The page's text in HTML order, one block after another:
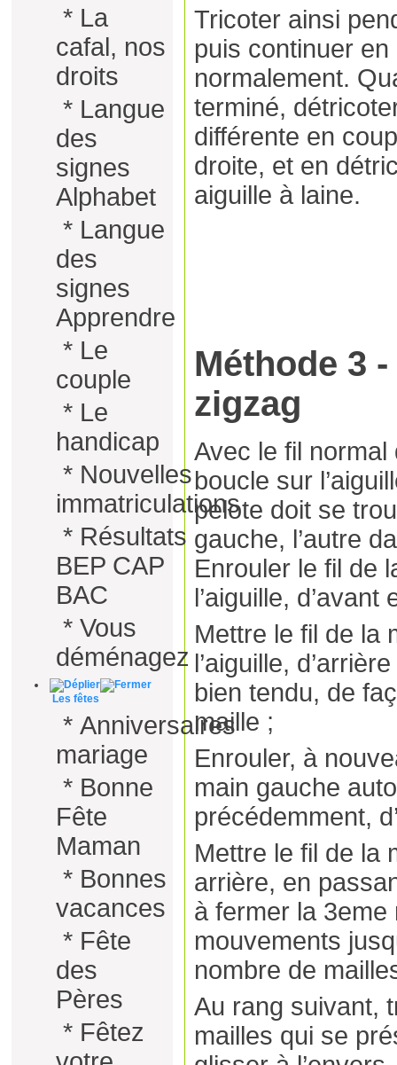
* La
cafal, nos
droits
* Langue
des
signes
Alphabet
* Langue
des
signes
Apprendre
* Le
couple
* Le
handicap
* Nouvelles
immatriculations
* Résultats
BEP CAP
BAC
* Vous
déménagez
Les fêtes
* Anniversaires
mariage
* Bonne
Fête
Maman
* Bonnes
vacances
* Fête
des
Pères
* Fêtez
Tricoter ainsi
puis continuer
normalement.
terminé,
différente en
droite, et en
aiguille à laine.
Méthode 3
zigzag
Avec le fil
boucle sur
pelote doit se
gauche, l’autre
Enrouler le fil de
l’aiguille,
Mettre le fil de la
l’aiguille,
bien tendu, de
maille ;
Enrouler, à
main gauche
précédemment,
Mettre le fil de la
arrière, en
à fermer la
mouvements
nombre de
Au rang suivant,
mailles qui se